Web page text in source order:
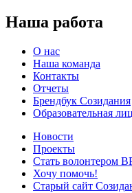
Наша работа
О нас
Наша команда
Контакты
Отчеты
Брендбук Созидания
Образовательная
Новости
Проекты
Стать волонтером
Хочу помочь!
Старый сайт